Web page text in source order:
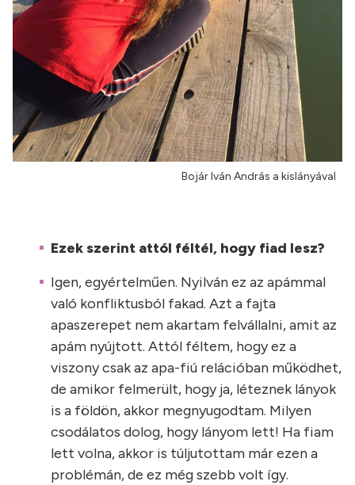
Bojár Iván András a kislányával
Ezek szerint attól féltél, hogy fiad lesz?
Igen, egyértelműen. Nyilván ez az apámmal
való konfliktusból fakad. Azt a fajta
apaszerepet nem akartam felvállalni, amit az
apám nyújtott. Attól féltem, hogy ez a
viszony csak az apa-fiú relációban működhet,
de amikor felmerült, hogy ja, léteznek lányok
is a földön, akkor megnyugodtam. Milyen
csodálatos dolog, hogy lányom lett! Ha fiam
lett volna, akkor is túljutottam már ezen a
problémán, de ez még szebb volt így.